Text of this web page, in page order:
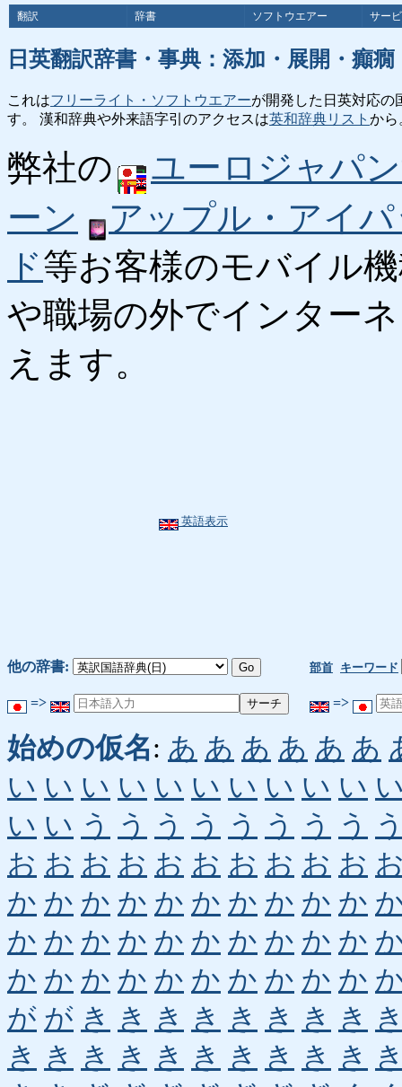
翻訳 辞書 ソフトウエアー サー
日英翻訳辞書・事典：添加・展開・癲
これはフリーライト・ソフトウエアーが開発した日英対応の
す。 漢和辞典や外来語字引のアクセスは英和辞典リスト から
弊社の
ユーロジャパ
ーン
アップル・アイ
ド等お客様のモバイル
や職場の外でインター
えます。
英語表示
他の辞書: 部首 キーワード
=> =>
始めの仮名: あ あ あ あ あ あ
い い い い い い い い い い
い い う う う う う う う う
お お お お お お お お お お
か か か か か か か か か か
か か か か か か か か か か
か か か か か か か か か か
が が き き き き き き き き
き き き き き き き き き き